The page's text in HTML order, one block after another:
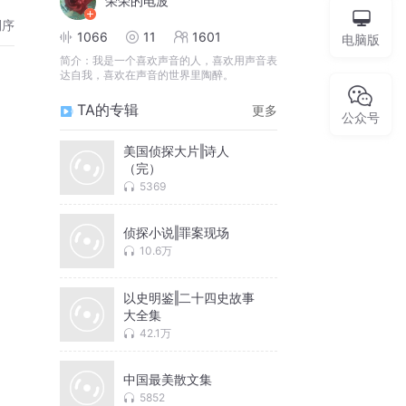
1066 11 1601
简介： 我是一个喜欢声音的人，喜欢用声音表
达自我，喜欢在声音的世界里陶醉。
TA的专辑 更多
美国侦探大片‖诗人
（完）
5369
侦探小说‖罪案现场
10.6万
以史明鉴‖二十四史故事
大全集
42.1万
中国最美散文集
5852
电脑版
公众号